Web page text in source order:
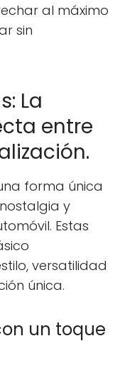
al máximo
sin
La
entre
forma única
y
Estas
versatilidad
única.
un toque